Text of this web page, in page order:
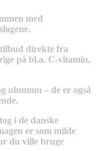
med
tilbud direkte fra
på bl.a. C-vitamin,
uhmmm – de er også
i de danske
er som milde
du ville bruge